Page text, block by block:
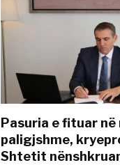
Pasuria e fituar
paligjshme,
Shtetit